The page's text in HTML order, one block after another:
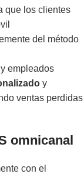
que los clientes
del método
empleados
y
ventas perdidas
omnicanal
con el